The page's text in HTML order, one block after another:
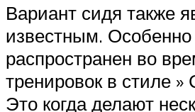
Вариант сидя также
известным. Особенно
распространен во
тренировок в стиле »
Это когда делают